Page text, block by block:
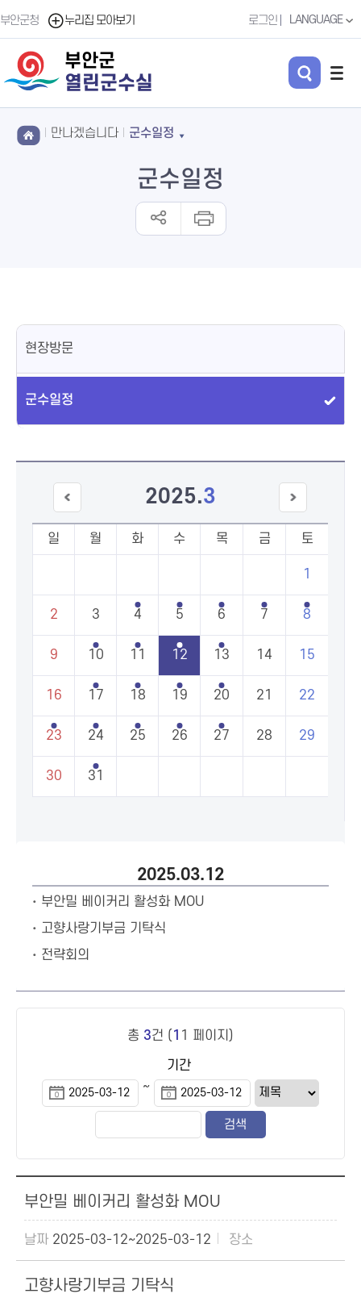
부안군청 누리집 모아보기 로그인 LANGUAGE
부안군
열린군수실
만나겠습니다 군수일정
군수일정
현장방문
군수일정
2025.3
일 월 화 수 목 금 토
1
2 3 4 5 6 7 8
9 10 11 12 13 14 15
16 17 18 19 20 21 22
23 24 25 26 27 28 29
30 31
2025.03.12
부안밀 베이커리 활성화 MOU
고향사랑기부금 기탁식
전략회의
총 3건 ( 1 1 페이지)
기간
~
부안밀 베이커리 활성화 MOU
2025-03-12~2025-03-12
고향사랑기부금 기탁식